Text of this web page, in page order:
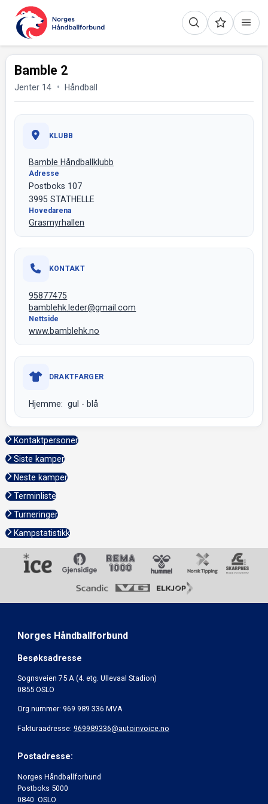
Bamble 2
Jenter 14 Håndball
KLUBB
Bamble Håndballklubb
Adresse
Postboks 107
3995 STATHELLE
Hovedarena
Grasmyrhallen
KONTAKT
95877475
bamblehk.leder@gmail.com
Nettside
www.bamblehk.no
DRAKTFARGER
Hjemme: gul - blå
Kontaktpersoner
Siste kamper
Neste kamper
Terminliste
Turneringer
Kampstatistikk
Norges Håndballforbund
Besøksadresse
Sognsveien 75 A (4. etg. Ullevaal Stadion)
0855 OSLO
Org.nummer: 969 989 336 MVA
Fakturaadresse: 969989336@autoinvoice.no
Postadresse:
Norges Håndballforbund
Postboks 5000
0840 OSLO